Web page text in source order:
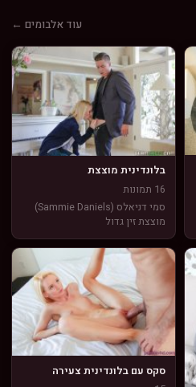
עוד אלבומים ←
בלונדינית מוצצת
16 תמונות
סמי דניאלס (Sammie Daniels)
מוצצת זין גדול
סקס עם בלונדינית צעירה